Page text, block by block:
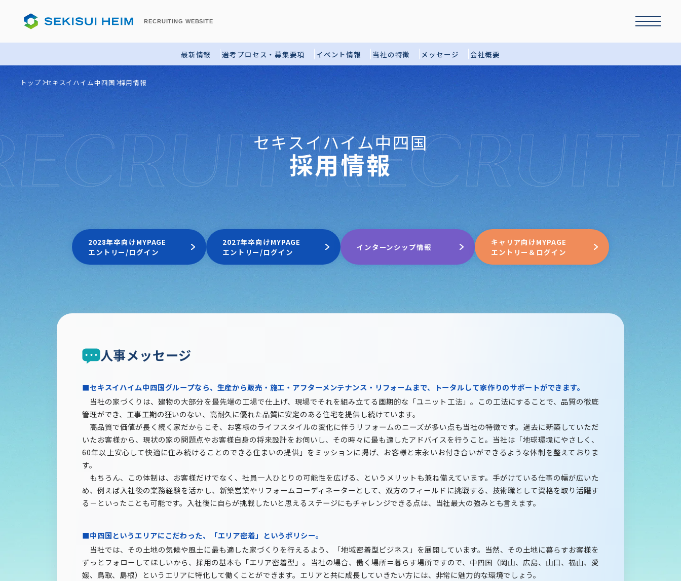
RECRUITING WEBSITE
最新情報 選考プロセス・募集要項 イベント情報 当社の特徴 メッセージ 会社概要
トップ セキスイハイム中四国 採用情報
RECRUIT
セキスイハイム中四国
採用情報
2028年卒向けMYPAGE
エントリー/ログイン
2027年卒向けMYPAGE
エントリー/ログイン
インターンシップ情報
キャリア向けMYPAGE
エントリー＆ログイン
人事メッセージ
■セキスイハイム中四国グループなら、生産から販売・施工・アフターメンテナンス・リフォームまで、トータルして家作りのサポートができます。
当社の家づくりは、建物の大部分を最先端の工場で仕上げ、現場でそれを組み立てる画期的な「ユニット工法」。この工法にすることで、品質の徹底
管理ができ、工事工期の狂いのない、高耐久に優れた品質に安定のある住宅を提供し続けています。
高品質で価値が長く続く家だからこそ、お客様のライフスタイルの変化に伴うリフォームのニーズが多い点も当社の特徴です。過去に新築していただ
いたお客様から、現状の家の問題点やお客様自身の将来設計をお伺いし、その時々に最も適したアドバイスを行うこと。当社は「地球環境にやさしく、
60年以上安心して快適に住み続けることのできる住まいの提供」をミッションに掲げ、お客様と末永いお付き合いができるような体制を整えておりま
す。
もちろん、この体制は、お客様だけでなく、社員一人ひとりの可能性を広げる、というメリットも兼ね備えています。手がけている仕事の幅が広いた
め、例えば入社後の業務経験を活かし、新築営業やリフォームコーディネーターとして、双方のフィールドに挑戦する、技術職として資格を取り活躍す
る－といったことも可能です。入社後に自らが挑戦したいと思えるステージにもチャレンジできる点は、当社最大の強みとも言えます。
■中四国というエリアにこだわった、「エリア密着」というポリシー。
当社では、その土地の気候や風土に最も適した家づくりを行えるよう、「地域密着型ビジネス」を展開しています。当然、その土地に暮らすお客様を
ずっとフォローしてほしいから、採用の基本も「エリア密着型」。当社の場合、働く場所＝暮らす場所ですので、中四国（岡山、広島、山口、福山、愛
媛、鳥取、島根）というエリアに特化して働くことができます。エリアと共に成長していきたい方には、非常に魅力的な環境でしょう。